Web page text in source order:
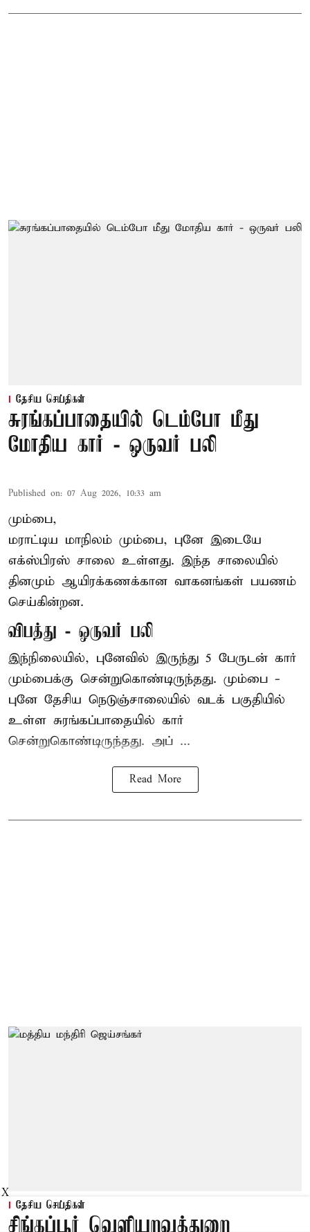
தேசிய செய்திகள்
சுரங்கப்பாதையில் டெம்போ மீது
மோதிய கார் - ஒருவர் பலி
Published on: 07 Aug 2026, 10:33 am
மும்பை,
மராட்டிய மாநிலம் மும்பை, புனே இடையே
எக்ஸ்பிரஸ் சாலை உள்ளது. இந்த சாலையில்
தினமும் ஆயிரக்கணக்கான வாகனங்கள் பயணம்
செய்கின்றன.
விபத்து - ஒருவர் பலி
இந்நிலையில், புனேவில் இருந்து 5 பேருடன் கார்
மும்பைக்கு சென்றுகொண்டிருந்தது. மும்பை -
புனே தேசிய நெடுஞ்சாலையில் வடக் பகுதியில்
உள்ள சுரங்கப்பாதையில் கார்
சென்றுகொண்டிருந்தது. அப் ...
Read More
தேசிய செய்திகள்
சிங்கப்பூர் வெளியுறவுத்துறை
X